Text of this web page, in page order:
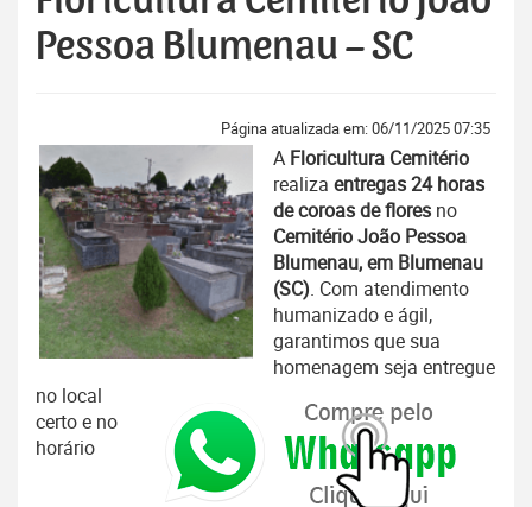
Pessoa Blumenau – SC
Página atualizada em: 06/11/2025 07:35
A Floricultura Cemitério
realiza entregas 24 horas
de coroas de flores no
Cemitério João Pessoa
Blumenau, em Blumenau
(SC). Com atendimento
humanizado e ágil,
garantimos que sua
homenagem seja entregue
no local
certo e no
horário